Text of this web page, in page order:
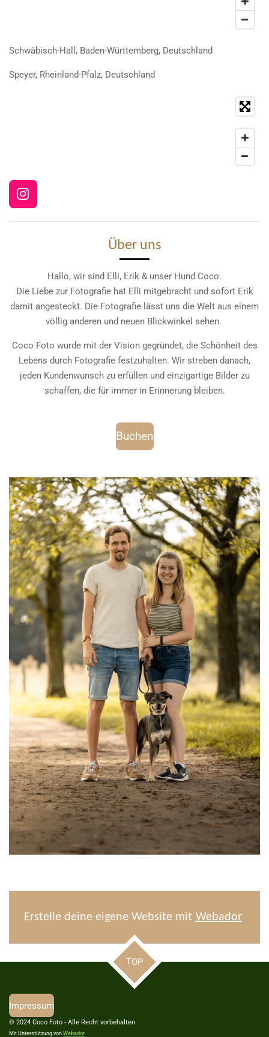
Schwäbisch-Hall, Baden-Württemberg, Deutschland
Speyer, Rheinland-Pfalz, Deutschland
I
n
s
a
m
Über uns
Hallo, wir sind Elli, Erik & unser Hund Coco.
Die Liebe zur Fotografie hat Elli mitgebracht und sofort Erik
damit angesteckt. Die Fotografie lässt uns die Welt aus einem
völlig anderen und neuen Blickwinkel sehen.
Coco Foto wurde mit der Vision gegründet, die Schönheit des
Lebens durch Fotografie festzuhalten. Wir streben danach,
jeden Kundenwunsch zu erfüllen und einzigartige Bilder zu
schaffen, die für immer in Erinnerung bleiben.
Buchen
Erstelle deine eigene Website mit Webador
TOP
Impressum
© 2024 Coco Foto - Alle Recht vorbehalten
Mit Unterstützung von Webador